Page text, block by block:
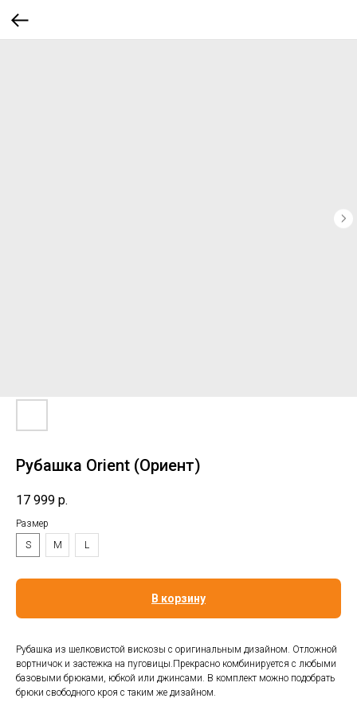
Рубашка Оrient (Ориент)
17 999 р.
Размер
S
M L
В корзину
Рубашка из шелковистой вискозы с оригинальным дизайном. Отложной
вортничок и застежка на пуговицы.Прекрасно комбинируется с любыми
базовыми брюками, юбкой или джинсами. В комплект можно подобрать
брюки свободного кроя с таким же дизайном.